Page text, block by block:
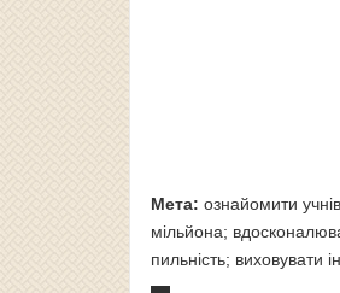
Мета: ознайомити
мільйона;
пильність; виховувати